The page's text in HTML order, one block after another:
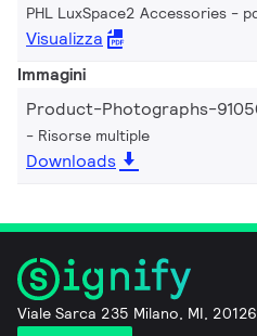
PHL LuxSpace2 Accessories
Visualizza
Immagini
Product-Photographs-
Risorse multiple
Downloads
Viale Sarca 235 Milano, MI, 20126